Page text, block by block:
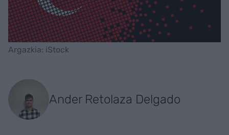
Argazkia: iStock
Ander Retolaza Delgado